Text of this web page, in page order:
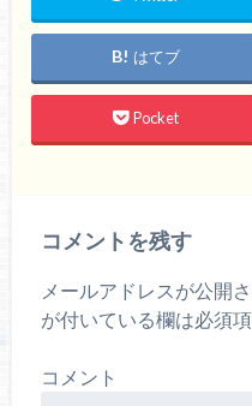
はてブ
Pocket
コメントを残す
メールアドレスが公開
が付いている欄は必須
コメント